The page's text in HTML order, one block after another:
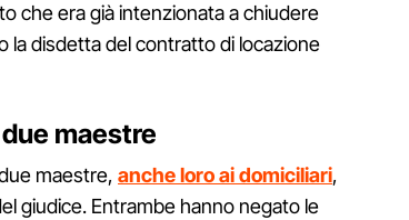
che era già intenzionata a chiudere
la disdetta del contratto di locazione
maestre
maestre, anche loro ai domiciliari,
giudice. Entrambe hanno negato le